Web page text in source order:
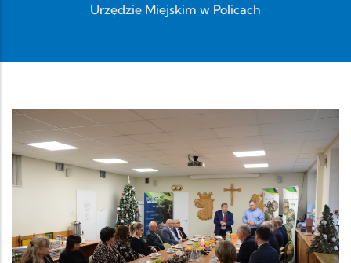
Urzędzie Miejskim w Policach